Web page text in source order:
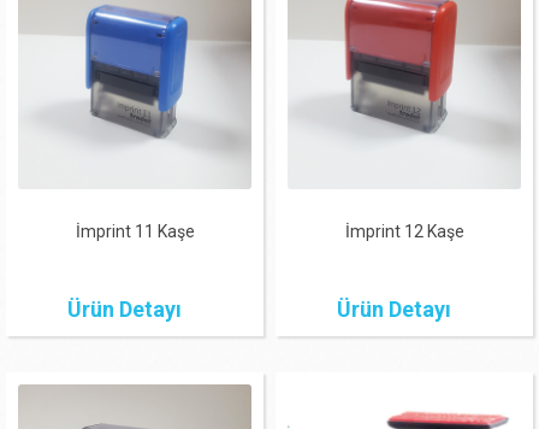
İmprint 11 Kaşe
Ürün Detayı
İmprint 12 Kaşe
Ürün Detayı